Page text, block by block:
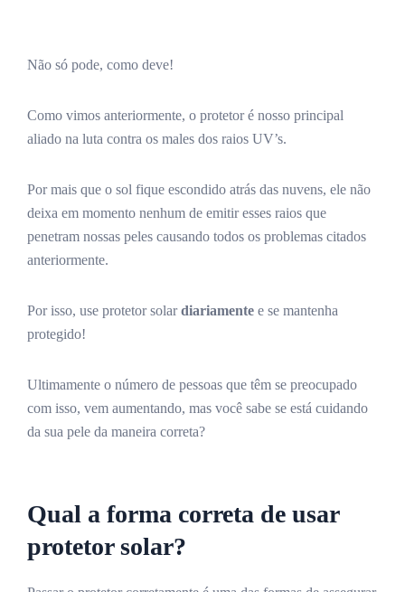
Não só pode, como deve!
Como vimos anteriormente, o protetor é nosso principal
aliado na luta contra os males dos raios UV’s.
Por mais que o sol fique escondido atrás das nuvens, ele não
deixa em momento nenhum de emitir esses raios que
penetram nossas peles causando todos os problemas citados
anteriormente.
Por isso, use protetor solardiariamente e se mantenha
protegido!
Ultimamente o número de pessoas que têm se preocupado
com isso, vem aumentando, mas você sabe se está cuidando
da sua pele da maneira correta?
Qual a forma correta de usar
protetor solar?